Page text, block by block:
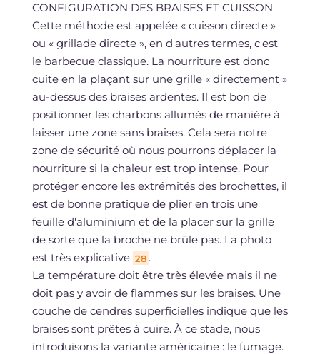
CONFIGURATION DES BRAISES ET CUISSON
Cette méthode est appelée « cuisson directe »
ou « grillade directe », en d'autres termes, c'est
le barbecue classique. La nourriture est donc
cuite en la plaçant sur une grille « directement »
au-dessus des braises ardentes. Il est bon de
positionner les charbons allumés de manière à
laisser une zone sans braises. Cela sera notre
zone de sécurité où nous pourrons déplacer la
nourriture si la chaleur est trop intense. Pour
protéger encore les extrémités des brochettes, il
est de bonne pratique de plier en trois une
feuille d'aluminium et de la placer sur la grille
de sorte que la broche ne brûle pas. La photo
est très explicative 28 .
La température doit être très élevée mais il ne
doit pas y avoir de flammes sur les braises. Une
couche de cendres superficielles indique que les
braises sont prêtes à cuire. À ce stade, nous
introduisons la variante américaine : le fumage.